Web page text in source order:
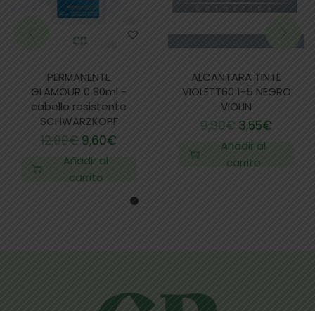
PERMANENTE
GLAMOUR 0 80ml -
cabello resistente
SCHWARZKOPF
12,00€ 9,60€
Añadir al
carrito
ALCANTARA TINTE
VIOLETT60 1-5 NEGRO
VIOLIN
9,90€ 3,55€
Añadir al
carrito